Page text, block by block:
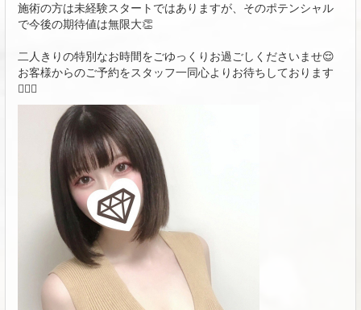
施術の方は未経験スタートではありますが、そのポテンシャル
で今後の期待値は無限大👏
二人きりの特別なお時間をごゆっくりお過ごしくださいませ😌
お客様からのご予約をスタッフ一同心よりお待ちしております
🙇🏻‍♀️